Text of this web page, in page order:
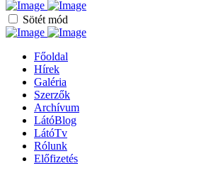
Sötét mód
Főoldal
Hírek
Galéria
Szerzők
Archívum
LátóBlog
LátóTv
Rólunk
Előfizetés